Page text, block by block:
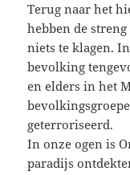
Terug naar het
hebben de
niets te klagen.
bevolking
en elders in het
geterroriseerd.
In onze ogen is
paradijs